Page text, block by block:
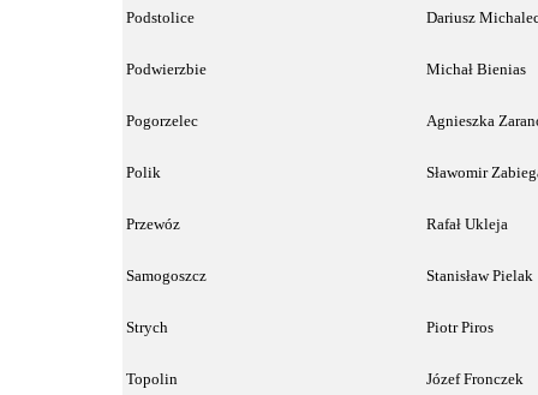
Podstolice Dariusz
Podwierzbie Michał Bienias
Pogorzelec Agnieszka
Polik Sławomir
Przewóz Rafał Ukleja
Samogoszcz Stanisław Pielak
Strych Piotr Piros
Topolin Józef Fronczek